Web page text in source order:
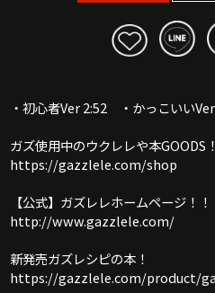
・初心者Ver 2:52 ・かっこいい
ガズ使用中のウクレレや本GOODS！
https://gazzlele.com/shop
【公式】ガズレレホームページ！！
http://www.gazzlele.com/
新発売ガズレシピの本！
https://gazzlele.com/product/